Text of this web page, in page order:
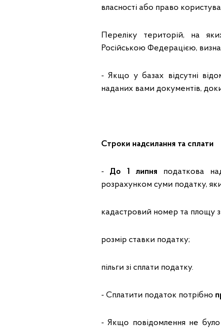
власності або право
Переліку територій, на
Російською Федерацією,
- Якщо у базах відсутні
наданих вами документів,
Строки надсилання та сплати
- До 1 липня податкова
розрахунком суми податку,
кадастровий номер та площу
розмір ставки податку;
пільги зі сплати податку.
- Сплатити податок потрібно
- Якщо повідомлення не було